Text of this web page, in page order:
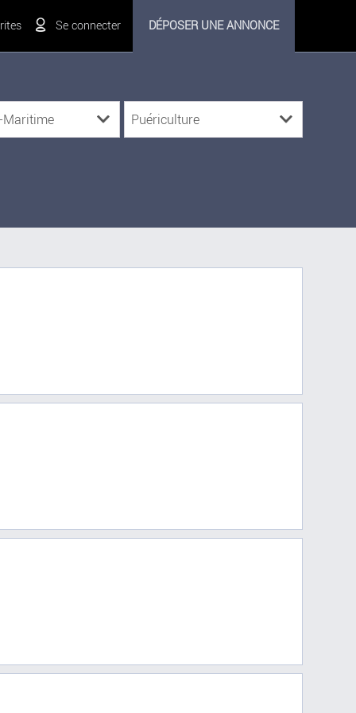
Se connecter DÉPOSER UNE ANNONCE